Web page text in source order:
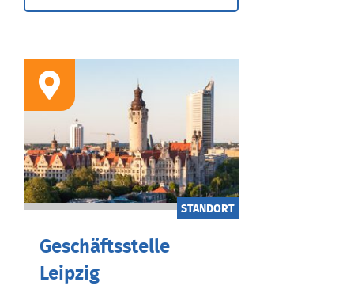
STANDORT
Geschäftsstelle
Leipzig